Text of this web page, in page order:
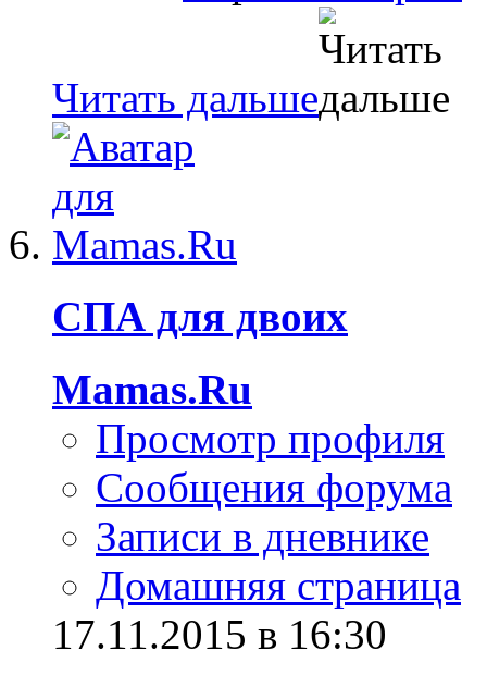
Читать дальше
СПА для двоих
Mamas.Ru
Просмотр профиля
Сообщения форума
Записи в дневнике
Домашняя страница
17.11.2015 в 16:30